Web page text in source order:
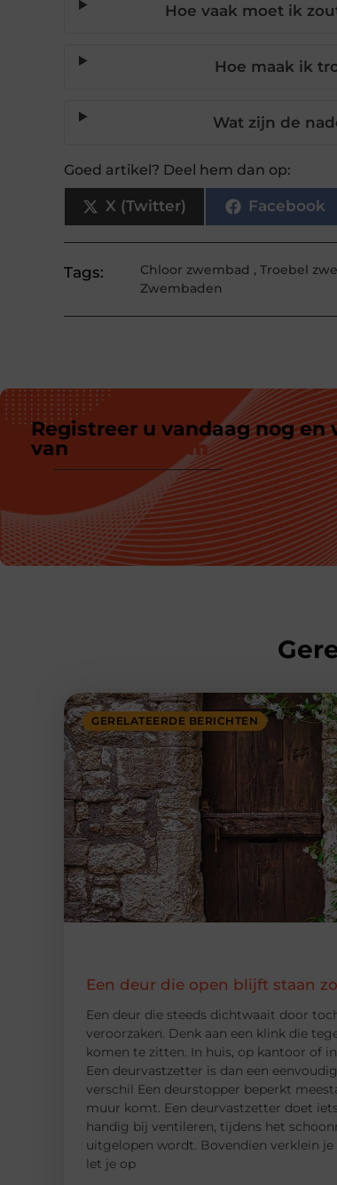
Hoe vaak moet ik
Hoe maak ik
Wat zijn de
Goed artikel? Deel hem dan op:
X (Twitter) Facebook
Tags: Chloor zwembad ,Troebel
Zwembaden
Registreer u vandaag nog en
van
ons platform
GERELATEERDE BERICHTEN
Een deur die open blijft staan
Een deur die steeds dichtwaait door
veroorzaken. Denk aan een klink die
komen te zitten. In huis, op kantoor of
Een deurvastzetter is dan een
verschil Een deurstopper beperkt
muur komt. Een deurvastzetter doet
handig bij ventileren, tijdens het
uitgelopen wordt. Bovendien verklein je
let je op